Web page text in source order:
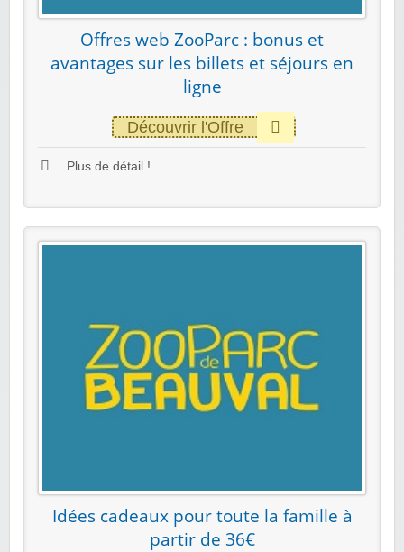
Offres web ZooParc : bonus et
avantages sur les billets et séjours en
ligne
Découvrir l'Offre
Plus de détail !
Idées cadeaux pour toute la famille à
partir de 36€